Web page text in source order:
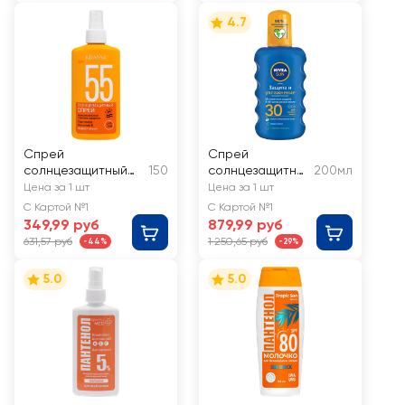
абрикосовой
косточки
Спрей
солнцезащитный
KRASSA Пантенол,
витамин Е и
аллантоин SPF55
150
Цена за 1 шт
С Картой №1
349,99 руб
631,57 руб -44%
4.7
Спрей
солнцезащитны
й для тела NIVEA
Защита и
увлажнение
SPF30
200мл
Цена за 1 шт
С Картой №1
879,99 руб
1 250,65 руб -29%
5.0 5.0